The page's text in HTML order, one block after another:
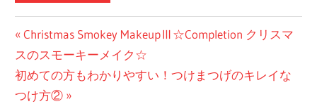
投
稿
ナ
前
の
投
稿:
Christmas Smokey MakeupⅢ☆Completion クリスマ
スのスモーキーメイク☆
次
の
初めての方もわかりやすい！つけまつげのキレイな
つけ方②